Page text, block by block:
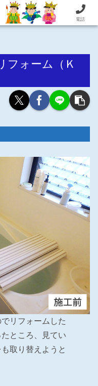
ム専門 株式会社 笠井産業
ォーム（Ｋ
リフォームした
ところ、見てい
取り替えようと
電話